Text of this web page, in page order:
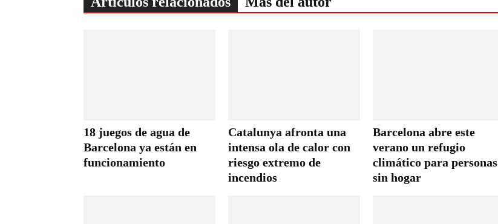
18 juegos de agua de
Barcelona ya están en
funcionamiento
Catalunya afronta una
intensa ola de calor con
riesgo extremo de
incendios
Barcelona abre este
verano un refugio
climático para personas
sin hogar